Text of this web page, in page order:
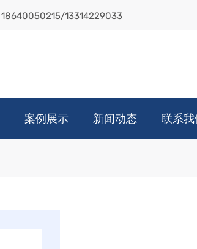
18640050215/13314229033
案例展示 新闻动态 联系我